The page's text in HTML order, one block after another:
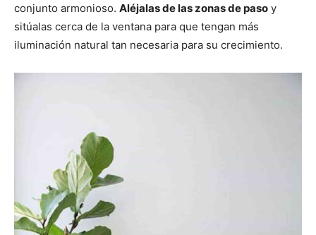
conjunto armonioso. Aléjalas de las zonas de paso y
sitúalas cerca de la ventana para que tengan más
iluminación natural tan necesaria para su crecimiento.